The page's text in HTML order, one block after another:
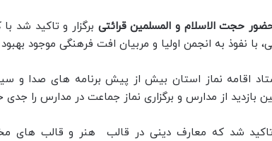
حجت الاسلام و المسلمین قرائتی برگزار و تاکید شد
با نفوذ به انجمن اولیا و مربیان افت فرهنگی موجود
اقامه نماز استان بیش از پیش برنامه های صدا و
بازدید از مدارس و برگزاری نماز جماعت در مدارس را
تاکید شد که معارف دینی در قالب هنر و قالب های